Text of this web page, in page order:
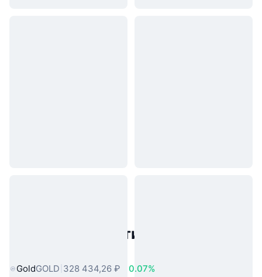
Популярные активы реального
GoldGOLD 328 434,26 ₽
0.07%